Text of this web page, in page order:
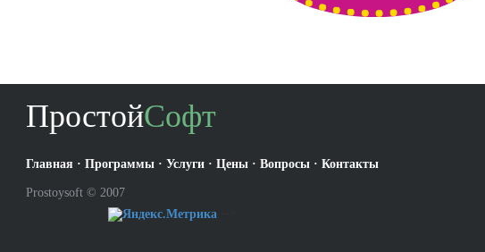
ПростойСофт
Главная · Программы · Услуги · Цены · Вопросы · Контакты
Prostoysoft © 2007